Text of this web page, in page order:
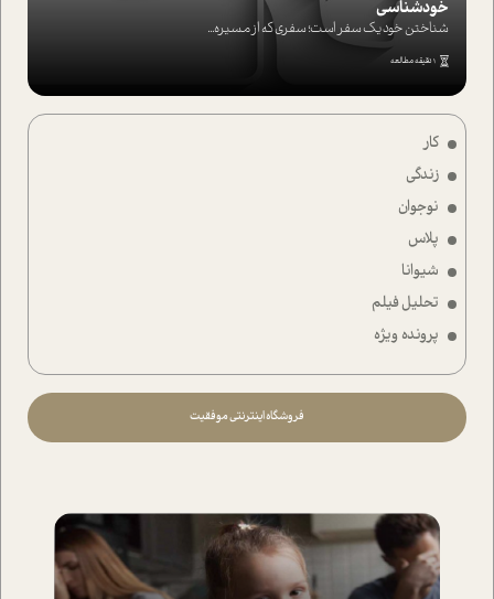
کار
زندگی
نوجوان
پلاس
شیوانا
تحلیل فیلم
پرونده ویژه
فروشگاه اینترنتی موفقیت
خودشناسی
شناختن خود یک سفر است؛ سفری که از مسیره...
1 دقیقه مطالعه